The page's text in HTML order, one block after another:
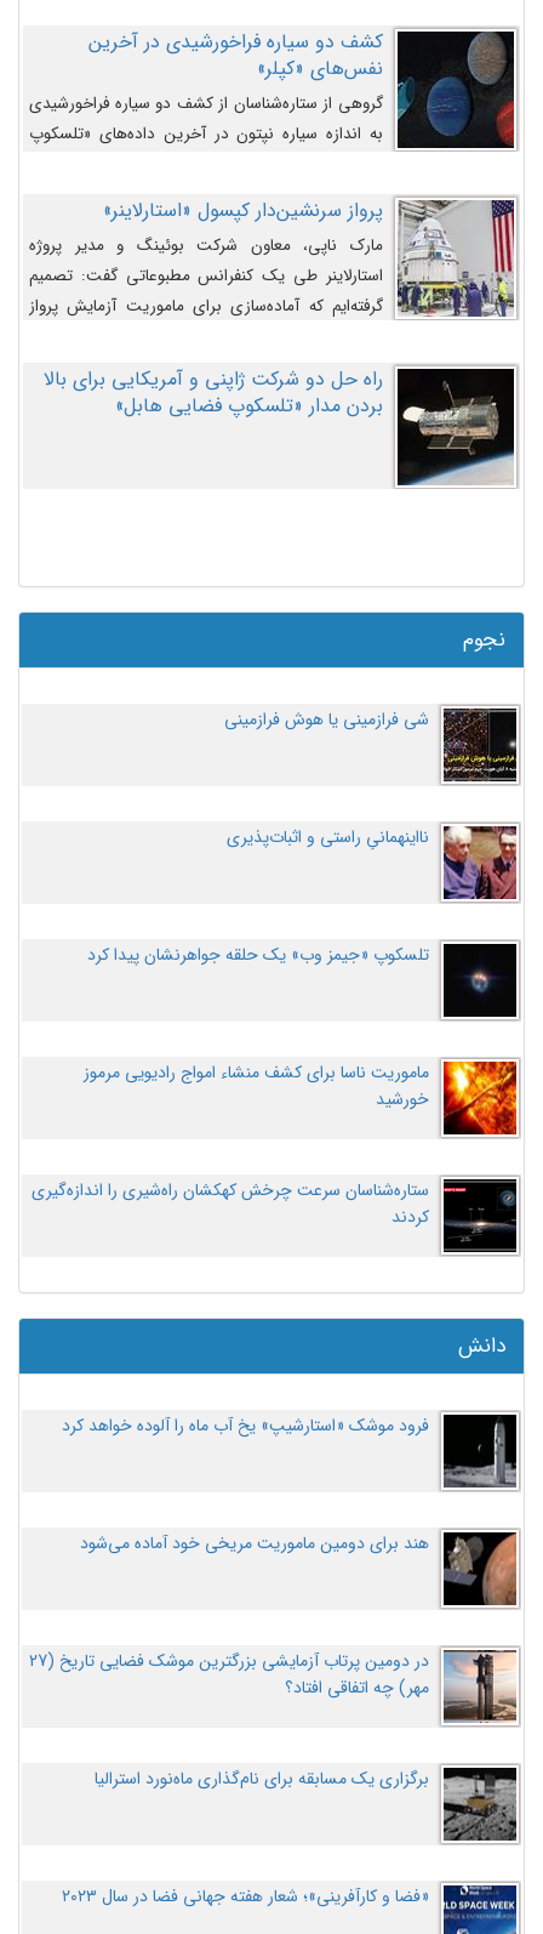
کشف دو سیاره فراخورشیدی در آخرین
نفس‌های «کپلر»
گروهی از ستاره‌شناسان از کشف دو سیاره فراخورشیدی
به اندازه سیاره نپتون در آخرین داده‌های «تلسکوپ
پرواز سرنشین‌دار کپسول «استارلاینر»
مارک ناپی، معاون شرکت بوئینگ و مدیر پروژه
استارلاینر طی یک کنفرانس مطبوعاتی گفت: تصمیم
گرفته‌ایم که آماده‌سازی برای ماموریت آزمایش پرواز
اصلاح کنیم.
راه حل دو شرکت ژاپنی و آمریکایی برای بالا
بردن مدار «تلسکوپ فضایی هابل»
نجوم
شی فرازمینی یا هوش فرازمینی
نااینهمانیِ راستی و اثبات‌پذیری
تلسکوپ «جیمز وب» یک حلقه جواهرنشان پیدا کرد
ماموریت ناسا برای کشف منشاء امواج رادیویی مرموز
خورشید
ستاره‌شناسان سرعت چرخش کهکشان راه‌شیری را اندازه‌گیری
کردند
دانش
فرود موشک «استارشیپ» یخ آب ماه را آلوده خواهد کرد
هند برای دومین ماموریت مریخی خود آماده می‌شود
در دومین پرتاب آزمایشی بزرگترین موشک فضایی تاریخ (27
مهر‌) چه اتفاقی افتاد؟
برگزاری یک مسابقه برای نام‌گذاری ماه‌نورد استرالیا
«فضا و کارآفرینی»؛ شعار هفته جهانی فضا در سال ۲۰۲۳